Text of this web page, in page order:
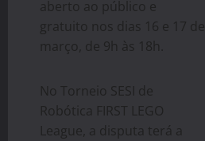
aberto ao público e
gratuito nos dias 16 e 17 de
março, de 9h às 18h.
No Torneio SESI de
Robótica FIRST LEGO
League, a disputa terá a